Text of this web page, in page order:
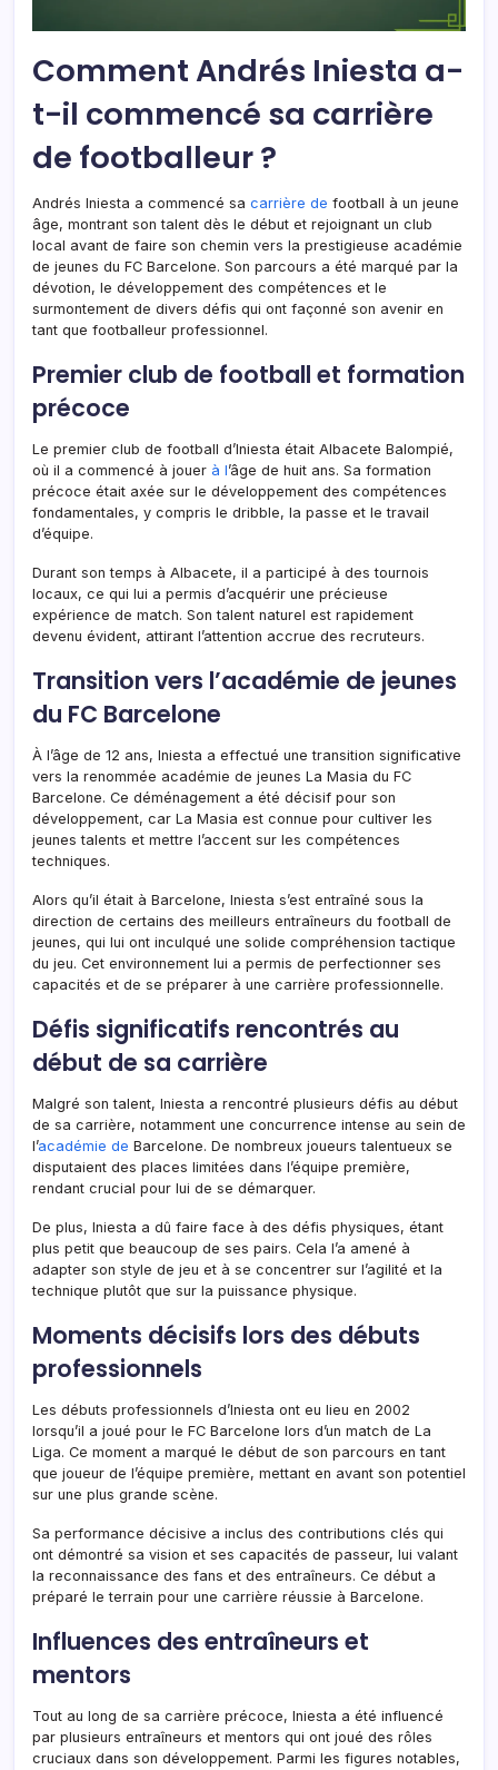
Comment Andrés Iniesta a-
t-il commencé sa carrière
de footballeur ?
Andrés Iniesta a commencé sa carrière de football à un jeune
âge, montrant son talent dès le début et rejoignant un club
local avant de faire son chemin vers la prestigieuse académie
de jeunes du FC Barcelone. Son parcours a été marqué par la
dévotion, le développement des compétences et le
surmontement de divers défis qui ont façonné son avenir en
tant que footballeur professionnel.
Premier club de football et formation
précoce
Le premier club de football d’Iniesta était Albacete Balompié,
où il a commencé à jouer à l’âge de huit ans. Sa formation
précoce était axée sur le développement des compétences
fondamentales, y compris le dribble, la passe et le travail
d’équipe.
Durant son temps à Albacete, il a participé à des tournois
locaux, ce qui lui a permis d’acquérir une précieuse
expérience de match. Son talent naturel est rapidement
devenu évident, attirant l’attention accrue des recruteurs.
Transition vers l’académie de jeunes
du FC Barcelone
À l’âge de 12 ans, Iniesta a effectué une transition significative
vers la renommée académie de jeunes La Masia du FC
Barcelone. Ce déménagement a été décisif pour son
développement, car La Masia est connue pour cultiver les
jeunes talents et mettre l’accent sur les compétences
techniques.
Alors qu’il était à Barcelone, Iniesta s’est entraîné sous la
direction de certains des meilleurs entraîneurs du football de
jeunes, qui lui ont inculqué une solide compréhension tactique
du jeu. Cet environnement lui a permis de perfectionner ses
capacités et de se préparer à une carrière professionnelle.
Défis significatifs rencontrés au
début de sa carrière
Malgré son talent, Iniesta a rencontré plusieurs défis au début
de sa carrière, notamment une concurrence intense au sein de
l’académie de Barcelone. De nombreux joueurs talentueux se
disputaient des places limitées dans l’équipe première,
rendant crucial pour lui de se démarquer.
De plus, Iniesta a dû faire face à des défis physiques, étant
plus petit que beaucoup de ses pairs. Cela l’a amené à
adapter son style de jeu et à se concentrer sur l’agilité et la
technique plutôt que sur la puissance physique.
Moments décisifs lors des débuts
professionnels
Les débuts professionnels d’Iniesta ont eu lieu en 2002
lorsqu’il a joué pour le FC Barcelone lors d’un match de La
Liga. Ce moment a marqué le début de son parcours en tant
que joueur de l’équipe première, mettant en avant son potentiel
sur une plus grande scène.
Sa performance décisive a inclus des contributions clés qui
ont démontré sa vision et ses capacités de passeur, lui valant
la reconnaissance des fans et des entraîneurs. Ce début a
préparé le terrain pour une carrière réussie à Barcelone.
Influences des entraîneurs et
mentors
Tout au long de sa carrière précoce, Iniesta a été influencé
par plusieurs entraîneurs et mentors qui ont joué des rôles
cruciaux dans son développement. Parmi les figures notables,